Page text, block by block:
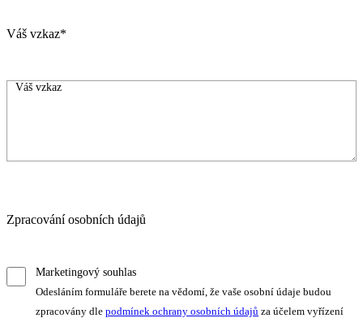
Váš vzkaz*
Zpracování osobních údajů
Marketingový souhlas
Odesláním formuláře berete na vědomí, že vaše osobní údaje budou
zpracovány dle podmínek ochrany osobních údajů za účelem vyřízení